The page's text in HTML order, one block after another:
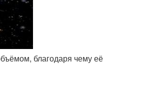
благодаря чему её